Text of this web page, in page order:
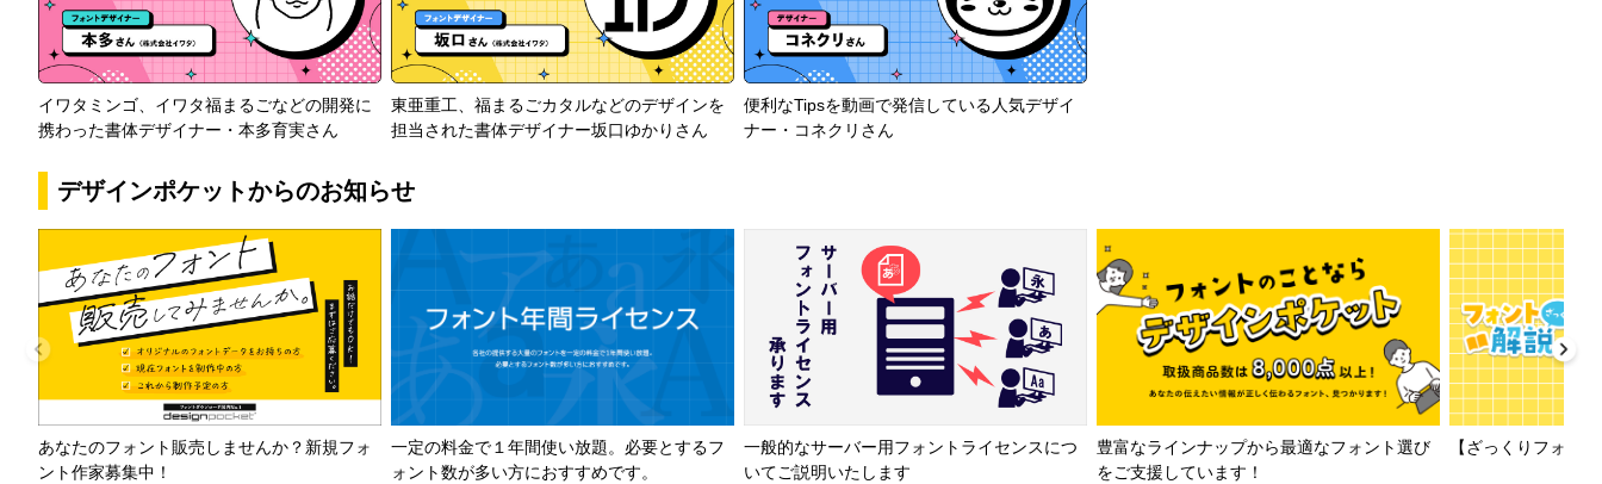
イワタミンゴ、イワタ福まるごなどの開発に
携わった書体デザイナー・本多育実さん
東亜重工、福まるごカタルなどのデザインを
担当された書体デザイナー坂口ゆかりさん
便利なTipsを動画で発信している人気デザイ
ナー・コネクリさん
デザインポケットからのお知らせ
あなたのフォント販売しませんか？新規フォ
ント作家募集中！
一定の料金で１年間使い放題。必要とするフ
ォント数が多い方におすすめです。
一般的なサーバー用フォントライセンスにつ
いてご説明いたします
豊富なラインナップから最適なフォント選び
をご支援しています！
【ざっくりフォン